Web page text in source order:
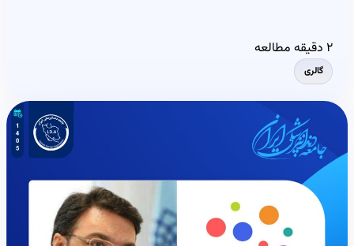
۲ دقیقه مطالعه
گالری